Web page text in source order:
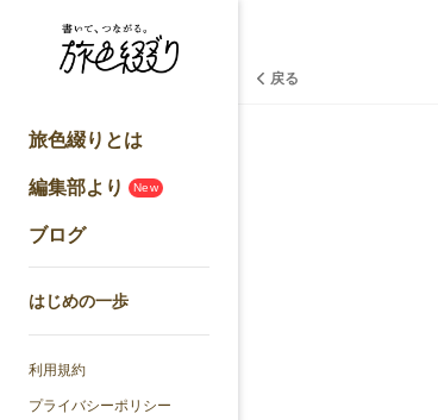
旅色綴りとは
編集部より
New
ブログ
はじめの一歩
利用規約
プライバシーポリシー
戻る